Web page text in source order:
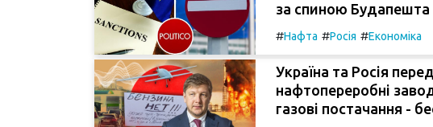
за спиною
#Нафта #Росія #Економіка
Україна та Росія
нафтопереробні
газові постачання -